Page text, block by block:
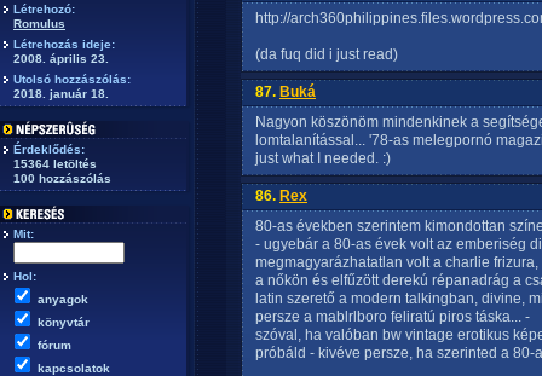
Létrehozó:
Romulus
Létrehozás ideje:
2008. április 23.
Utolsó hozzászólás:
2018. január 18.
Érdeklődés:
15364 letöltés
100 hozzászólás
Mit:
Hol:
anyagok
könyvtár
fórum
kapcsolatok
http://
(da fuq did i just read)
87. Buká
Nagyon köszönöm mindenkinek a
lomtalanítással... '78-as melegpornó
just what I needed. :)
86. Rex
80-as években szerintem kimondottan
- ugyebár a 80-as évek volt az emberiség
megmagyarázhatatlan volt a charlie
a nőkön és elfűzött derekú répanadrág a
latin szerető a modern talkingban, divine,
persze a mablrlboro feliratú piros táska... -
szóval, ha valóban bw vintage erotikus
próbáld - kivéve persze, ha szerinted a 80-